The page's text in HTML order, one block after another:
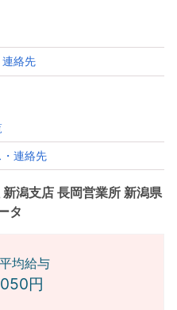
絡先
連絡先
潟支店 長岡営業所 新潟県
タ
均給与
円